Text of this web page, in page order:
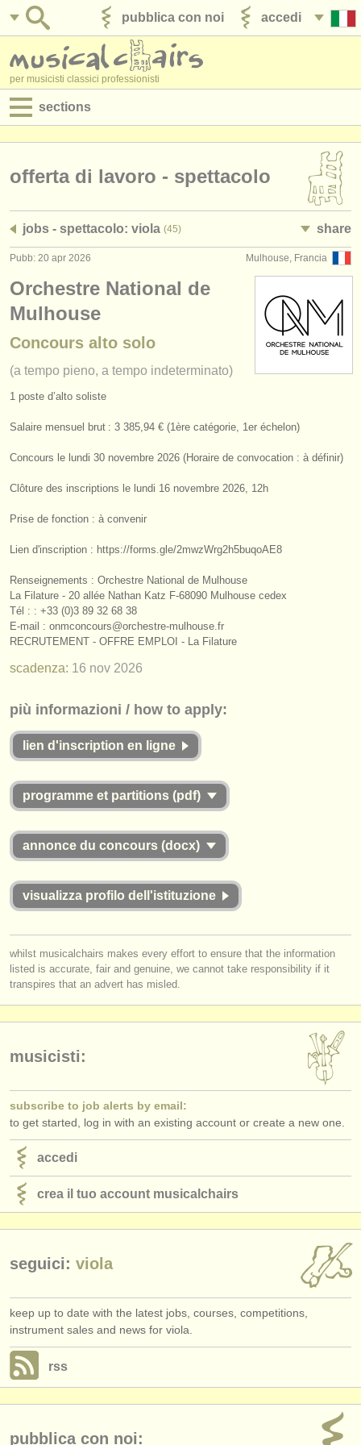
accedi
pubblica con noi
per musicisti classici professionisti
sections
jobs - amministrazione
corsi
concorsi/premi
strumenti in vendita
riguardo musicalchairs
contattaci
rss feeds
notizie di musica classica
editori:
pubblica con noi
find out about ourATS
ATSfaq
accedi
offerta di lavoro - spettacolo
jobs - spettacolo: viola (45) share
Mulhouse, Francia
Pubb: 20 apr 2026
Orchestre National de
Mulhouse
Concours alto solo
(a tempo pieno, a tempo indeterminato)
1 poste d’alto soliste
Salaire mensuel brut : 3 385,94 € (1ère catégorie, 1er échelon)
Concours le lundi 30 novembre 2026 (Horaire de convocation : à définir)
Clôture des inscriptions le lundi 16 novembre 2026, 12h
Prise de fonction : à convenir
Lien d'inscription : https://forms.gle/2mwzWrg2h5buqoAE8
Renseignements : Orchestre National de Mulhouse
La Filature - 20 allée Nathan Katz F-68090 Mulhouse cedex
Tél : : +33 (0)3 89 32 68 38
E-mail : onmconcours@orchestre-mulhouse.fr
RECRUTEMENT - OFFRE EMPLOI - La Filature
scadenza: 16 nov 2026
più informazioni / how to apply:
lien d'inscription en ligne
programme et partitions (pdf)
annonce du concours (docx)
visualizza profilo dell'istituzione
whilst musicalchairs makes every effort to ensure that the information
listed is accurate, fair and genuine, we cannot take responsibility if it
transpires that an advert has misled.
musicisti:
subscribe to job alerts by email:
to get started, log in with an existing account or create a new one.
accedi
crea il tuo account musicalchairs
seguici: viola
keep up to date with the latest jobs, courses, competitions,
instrument sales and news for viola.
rss
pubblica con noi: